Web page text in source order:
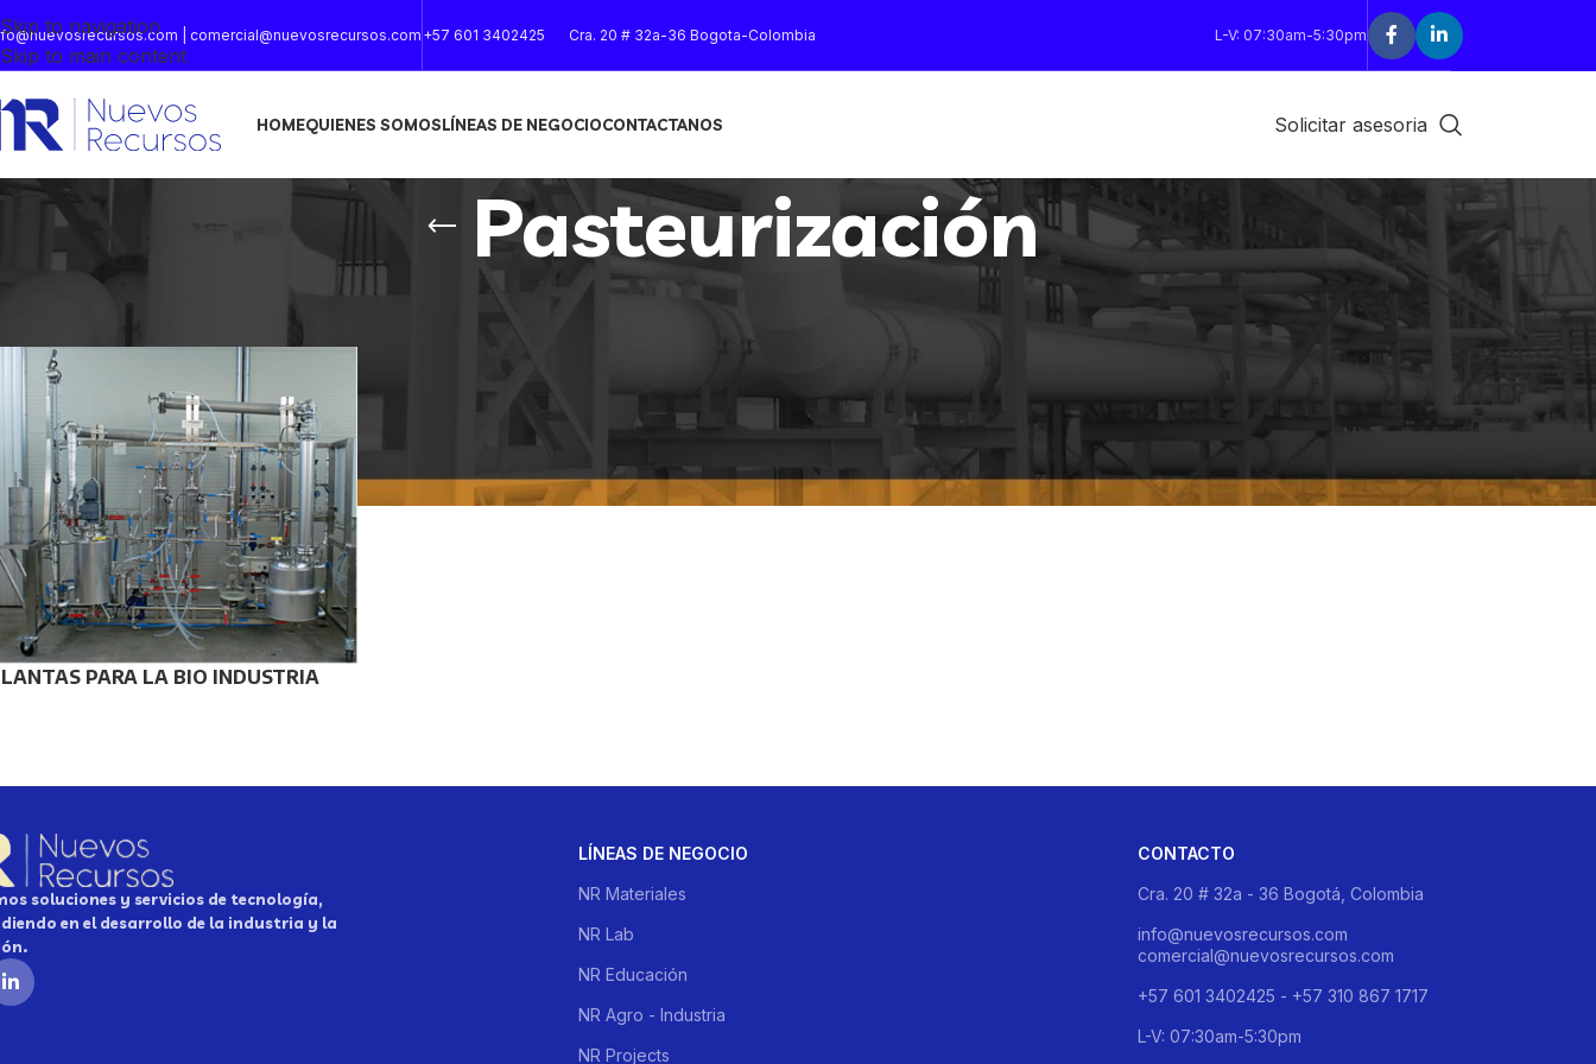
Skip to navigation
Skip to main content
| comercial@nuevosrecursos.com +57 601 3402425 Cra. 20 # 32a-36 Bogota-Colombia L-V: 07:30am-5:30pm
HOMEQUIENES SOMOSLÍNEAS DE NEGOCIOCONTACTANOS Solicitar asesoria
Pasteurización
18
PARA LA BIO INDUSTRIA
soluciones y servicios de tecnología,
en el desarrollo de la industria y la
LÍNEAS DE NEGOCIO
NR Materiales
NR Lab
NR Educación
NR Agro - Industria
NR Projects
CONTACTO
Cra. 20 # 32a - 36 Bogotá, Colombia
info@nuevosrecursos.com
comercial@nuevosrecursos.com
+57 601 3402425 - +57 310 867 1717
L-V: 07:30am-5:30pm